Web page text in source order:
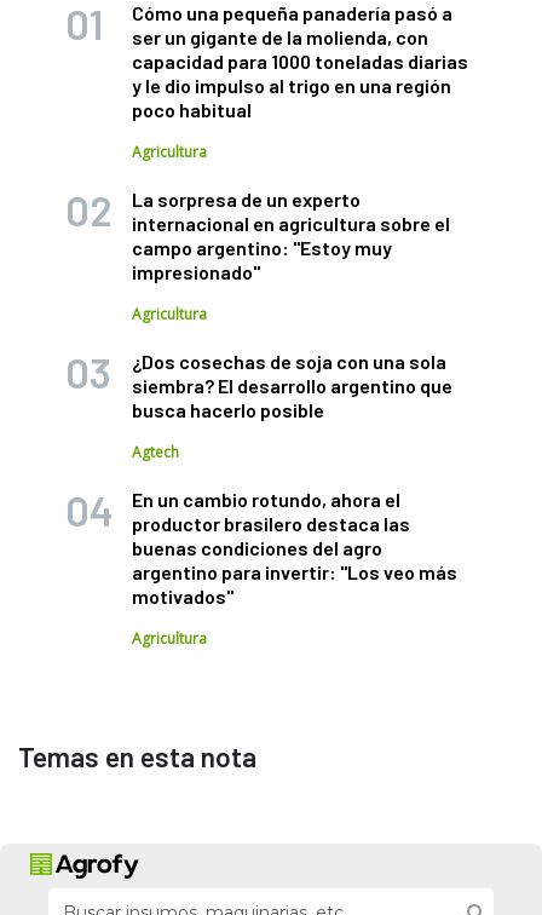
Cómo una pequeña panadería pasó a
ser un gigante de la molienda, con
capacidad para 1000 toneladas diarias
y le dio impulso al trigo en una región
poco habitual
Agricultura
La sorpresa de un experto
internacional en agricultura sobre el
campo argentino: "Estoy muy
impresionado"
Agricultura
¿Dos cosechas de soja con una sola
siembra? El desarrollo argentino que
busca hacerlo posible
Agtech
En un cambio rotundo, ahora el
productor brasilero destaca las
buenas condiciones del agro
argentino para invertir: "Los veo más
motivados"
Agricultura
Temas en esta nota